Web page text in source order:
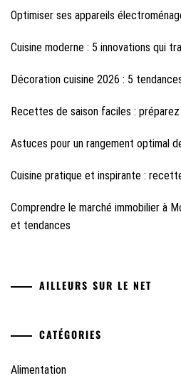
Optimiser ses appareils
Cuisine moderne : 5 innovations qui
Décoration cuisine 2026 : 5
Recettes de saison faciles :
Astuces pour un rangement optimal
Cuisine pratique et inspirante :
Comprendre le marché immobilier à
et tendances
AILLEURS SUR LE NET
CATÉGORIES
Alimentation